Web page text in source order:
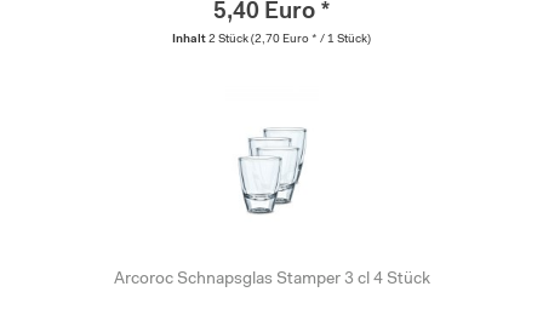
5,40 Euro *
Inhalt 2 Stück (2,70 Euro * / 1 Stück)
Arcoroc Schnapsglas Stamper 3 cl 4 Stück